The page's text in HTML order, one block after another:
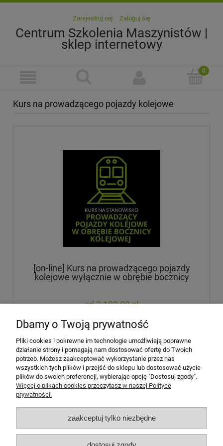
Zarejestruj się Zaloguj się
Centrum Szkolenia Maszynistów |
sklep internetowy
Kurs na prowadzącego pojazdy kolejowe
[on-line] Kurs na prowadzącego pojazdy
kolejowe wyłącznie w obrębie bocznicy
3 100,00 zł
powiadom o dostępności
Zobacz także
Moje konto
Płatności i dostawa
Dbamy o Twoją prywatność
Pliki cookies i pokrewne im technologie umożliwiają poprawne
działanie strony i pomagają nam dostosować ofertę do Twoich
potrzeb. Możesz zaakceptować wykorzystanie przez nas
wszystkich tych plików i przejść do sklepu lub dostosować użycie
plików do swoich preferencji, wybierając opcję "Dostosuj zgody".
Więcej o plikach cookies przeczytasz w naszej Polityce
prywatności.
zaakceptuj tylko niezbędne